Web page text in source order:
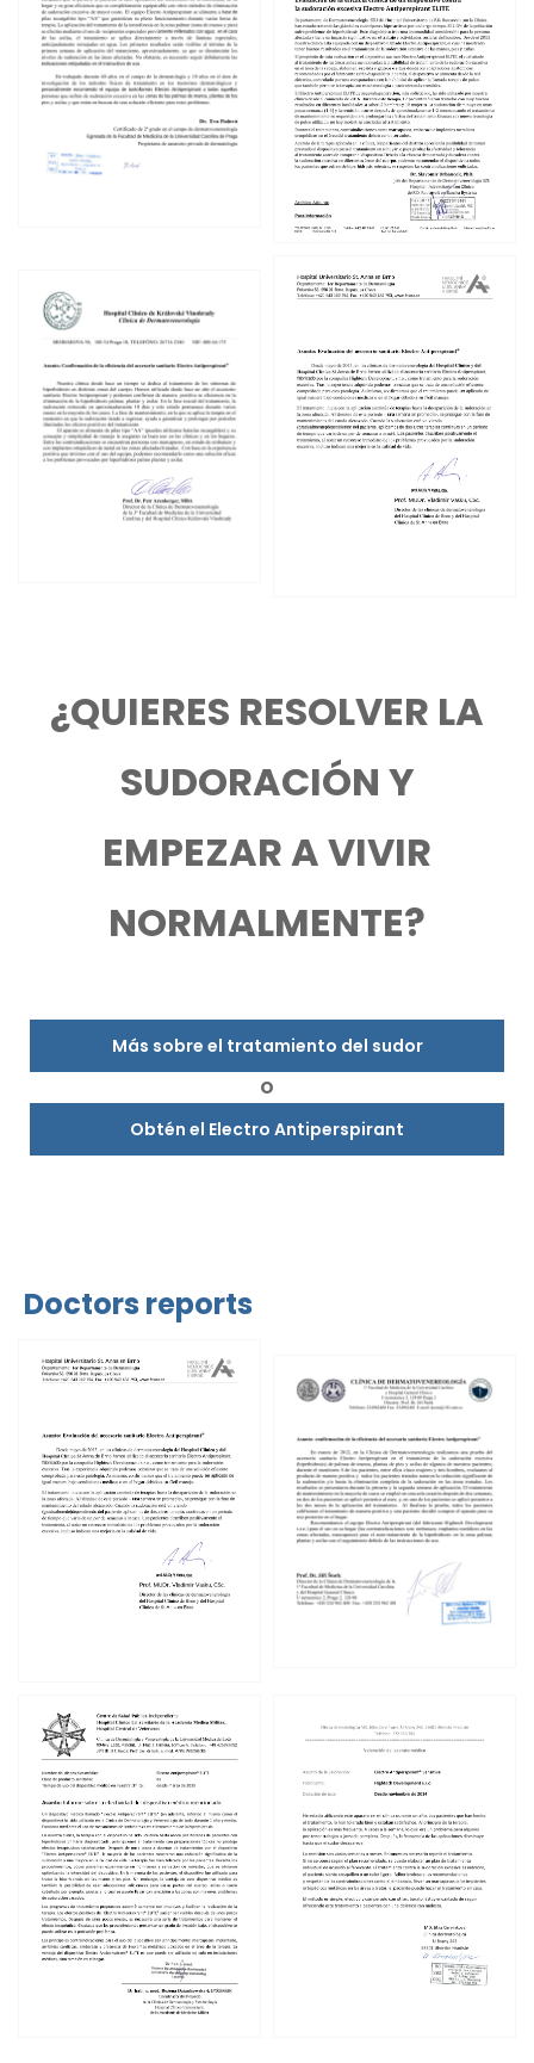
¿QUIERES RESOLVER LA
SUDORACIÓN Y
EMPEZAR A VIVIR
NORMALMENTE?
Más sobre el tratamiento del sudor
O
Obtén el Electro Antiperspirant
Doctors reports